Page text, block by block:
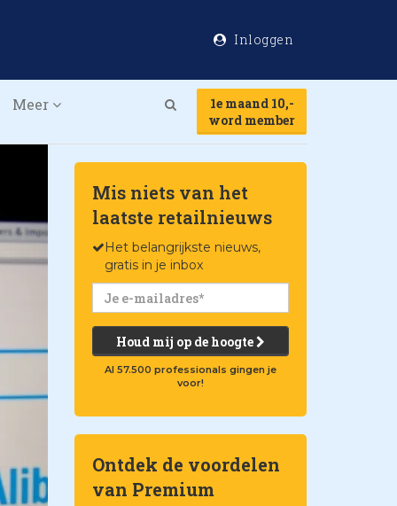
Inloggen
Meer
1e maand 10,-
word member
Mis niets van het
laatste retailnieuws
Het belangrijkste nieuws,
gratis in je inbox
Houd mij op de hoogte
Al 57.500 professionals gingen je
voor!
Ontdek de voordelen
van Premium